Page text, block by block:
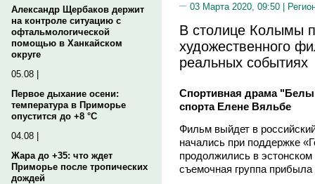
Александр Щербаков держит
на контроле ситуацию с
офтальмологической
помощью в Ханкайском
округе
05.08 |
Первое дыхание осени:
температура в Приморье
опустится до +8 °C
04.08 |
Жара до +35: что ждет
Приморье после тропических
дождей
03 Марта 2020, 09:50 |
В столице Колымы
художественного
реальных событиях
Спортивная драма
спорта Елене Вяльбе
Фильм выйдет в
начались при поддержке
продолжились в
съемочная группа